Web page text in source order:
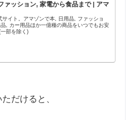
ァッション, 家電から食品まで | アマ
イト。アマゾンで本, 日用品, ファッショ
, カー用品ほか一億種の商品をいつでもお安
部を除く)
だけると、